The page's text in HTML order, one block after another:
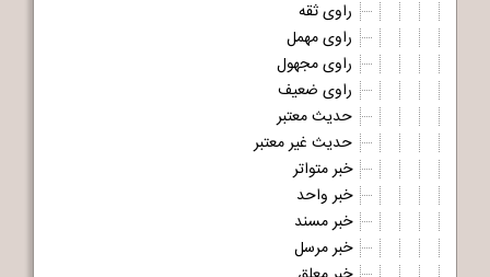
راوی ثقه
راوی مهمل
راوی مجهول
راوی ضعیف
حدیث معتبر
حدیث غیر معتبر
خبر متواتر
خبر واحد
خبر مسند
خبر مرسل